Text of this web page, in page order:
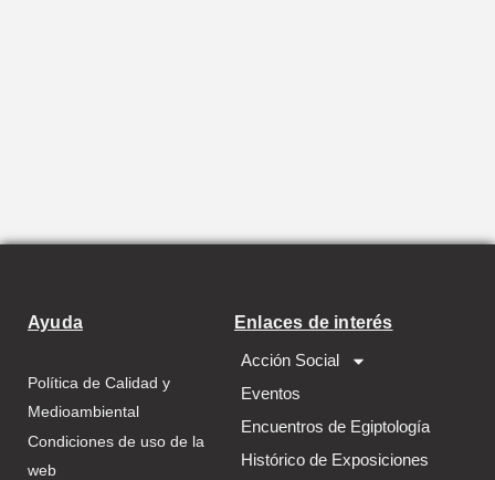
Ayuda
Política de Calidad y
Medioambiental
Condiciones de uso de la
web
Enlaces de interés
Acción Social
Eventos
Encuentros de Egiptología
Histórico de Exposiciones